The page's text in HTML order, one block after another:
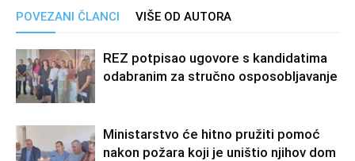
POVEZANI ČLANCI VIŠE OD AUTORA
REZ potpisao ugovore s kandidatima
odabranim za stručno osposobljavanje
Ministarstvo će hitno pružiti pomoć
nakon požara koji je uništio njihov dom